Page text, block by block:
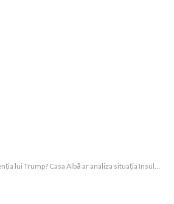
Trump? Casa Albă ar analiza situația Insulelor Chagos